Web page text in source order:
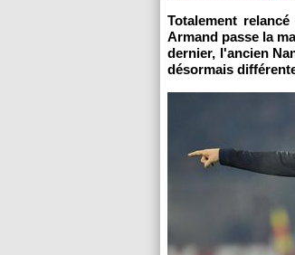
Totalement
Armand passe la
dernier, l'ancien
désormais